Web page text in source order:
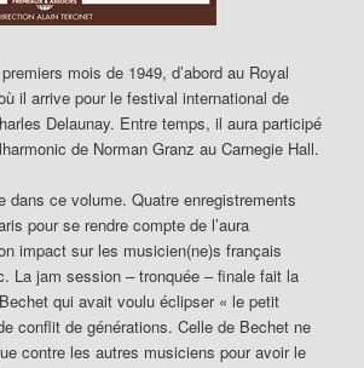
mois de 1949, d’abord au Royal
il arrive pour le festival international de
Delaunay. Entre temps, il aura participé
de Norman Granz au Carnegie Hall.
dans ce volume. Quatre enregistrements
pour se rendre compte de l’aura
impact sur les musicien(ne)s français
La jam session – tronquée – finale fait la
qui avait voulu éclipser « le petit
conflit de générations. Celle de Bechet ne
contre les autres musiciens pour avoir le